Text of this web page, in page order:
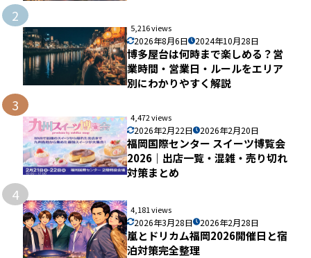
2
5,216 views
2026年8月6日 2024年10月28日
博多屋台は何時まで楽しめる？営
業時間・営業日・ルールをエリア
別にわかりやすく解説
3
4,472 views
2026年2月22日 2026年2月20日
福岡国際センター スイーツ博覧会
2026｜出店一覧・混雑・売り切れ
対策まとめ
4
4,181 views
2026年3月28日 2026年2月28日
嵐とドリカム福岡2026開催日と宿
泊対策完全整理